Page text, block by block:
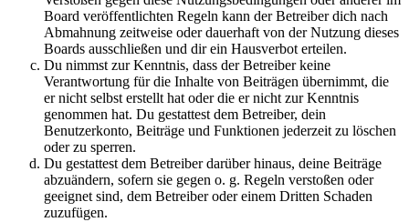
Board veröffentlichten Regeln kann der Betreiber dich nach
Abmahnung zeitweise oder dauerhaft von der Nutzung dieses
Boards ausschließen und dir ein Hausverbot erteilen.
Du nimmst zur Kenntnis, dass der Betreiber keine
Verantwortung für die Inhalte von Beiträgen übernimmt, die
er nicht selbst erstellt hat oder die er nicht zur Kenntnis
genommen hat. Du gestattest dem Betreiber, dein
Benutzerkonto, Beiträge und Funktionen jederzeit zu löschen
oder zu sperren.
Du gestattest dem Betreiber darüber hinaus, deine Beiträge
abzuändern, sofern sie gegen o. g. Regeln verstoßen oder
geeignet sind, dem Betreiber oder einem Dritten Schaden
zuzufügen.